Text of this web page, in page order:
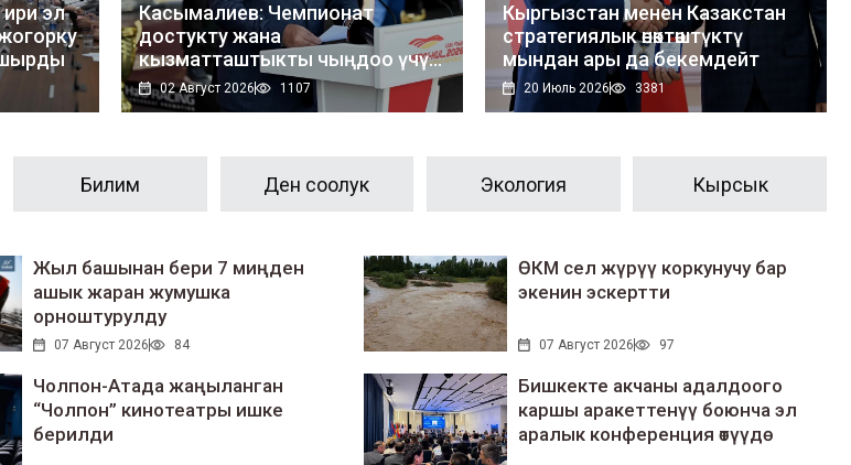
эл
Касымалиев: Чемпионат
достукту жана
кызматташтыкты чыңдоо үчүн
маанилүү эл аралык аянтчага
айланды
02 Август 2026 1107
Кыргызстан менен Казакстан
стратегиялык өнөктөштүктү
мындан ары да бекемдейт
20 Июль 2026 3381
Билим Ден соолук Экология Кырсык
Жыл башынан бери 7 миңден
ашык жаран жумушка
орноштурулду
07 Август 2026 84
ӨКМ сел жүрүү коркунучу бар
экенин эскертти
07 Август 2026 97
Чолпон-Атада жаңыланган
“Чолпон” кинотеатры ишке
берилди
Бишкекте акчаны адалдоого
каршы аракеттенүү боюнча эл
аралык конференция өтүүдө